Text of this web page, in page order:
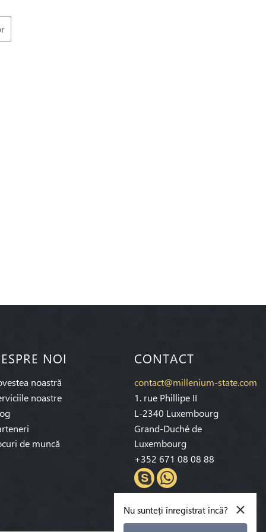
NOI
noastră
noastre
de muncă
CONTACT
contact@millenium-state.com
1. rue Phillipe II
L-2340 Luxembourg
Grand-Duché de
Luxembourg
+352 671 08 08 88
×
Nu sunteți înregistrat încă?